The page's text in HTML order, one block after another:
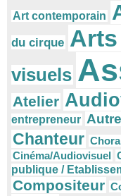
Art contemporain
du cirque
visuels
Atelier
entrepreneur Autre
Chanteur
Cinéma/Audiovisuel
publique /
Compositeur